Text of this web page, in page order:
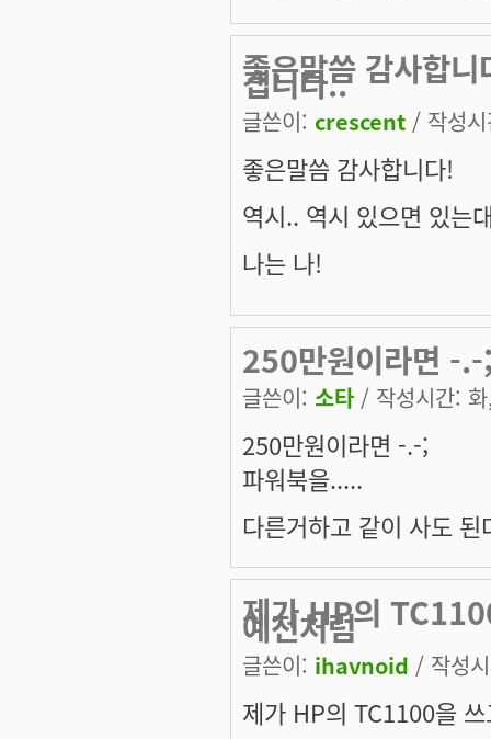
좋은말씀 감사합
겝니다..
글쓴이: crescent / 작성
좋은말씀 감사합니다!
역시.. 역시 있으면 있는
나는 나!
250만원이라면 -
글쓴이: 소타 / 작성시간:
250만원이라면 -.-;
파워북을.....
다른거하고 같이 사도
제가 HP의
예전처럼
글쓴이: ihavnoid / 작성
제가 HP의 TC1100을